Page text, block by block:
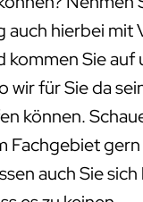
auch hierbei mit
kommen Sie auf
wir für Sie da
können.
Fachgebiet
auch Sie